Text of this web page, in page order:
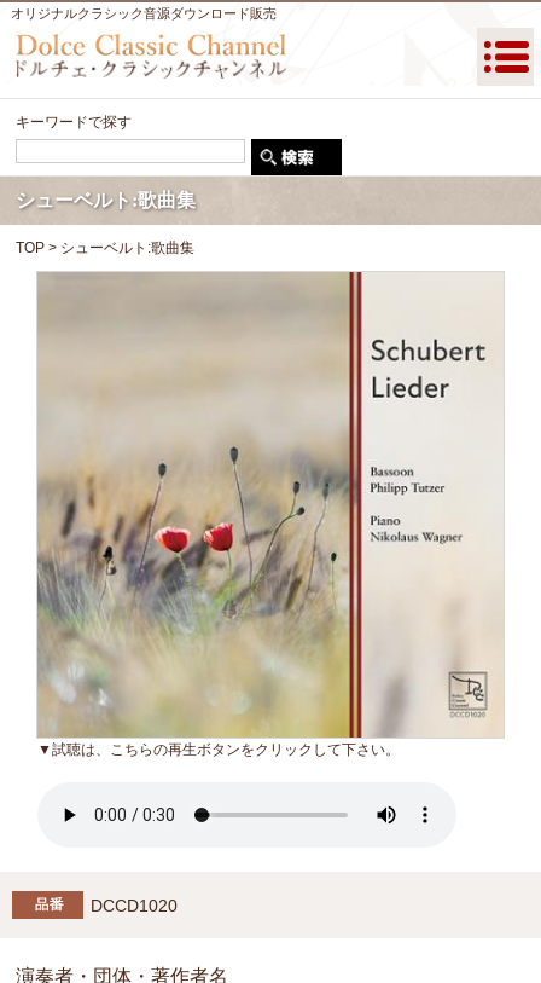
オリジナルクラシック音源ダウンロード販売
キーワードで探す
シューベルト:歌曲集
TOP > シューベルト:歌曲集
▼試聴は、こちらの再生ボタンをクリックして下さい。
DCCD1020
演奏者・団体・著作者名